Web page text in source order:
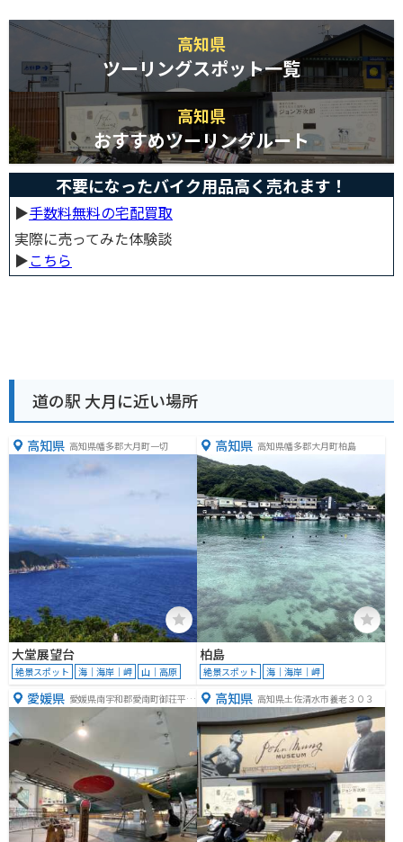
高知県
ツーリングスポット一覧
高知県
おすすめツーリングルート
不要になったバイク用品高く売れます！
▶︎手数料無料の宅配買取
実際に売ってみた体験談
▶︎こちら
道の駅 大月に近い場所
高知県 高知県幡多郡大月町一切
大堂展望台
絶景スポット 海｜海岸｜岬 山｜高原
高知県 高知県幡多郡大月町柏島
柏島
絶景スポット 海｜海岸｜岬
愛媛県 愛媛県南宇和郡愛南町御荘平城
５６８８
高知県 高知県土佐清水市養老３０３